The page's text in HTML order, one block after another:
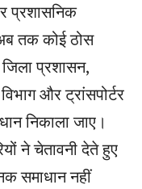
प्रशासनिक
तक कोई ठोस
जिला प्रशासन,
और ट्रांसपोर्टर
निकाला जाए।
ने चेतावनी देते हुए
समाधान नहीं